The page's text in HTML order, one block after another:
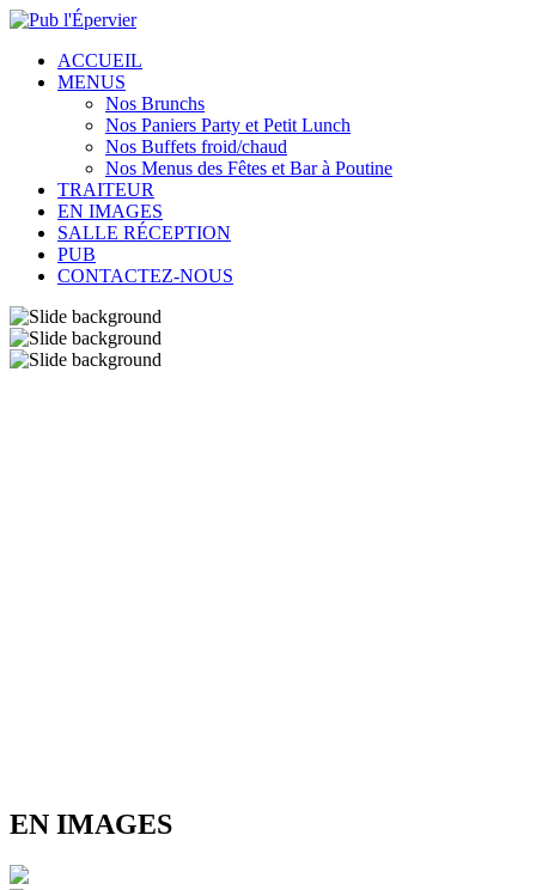
ACCUEIL
MENUS
Nos Brunchs
Nos Paniers Party et Petit Lunch
Nos Buffets froid/chaud
Nos Menus des Fêtes et Bar à Poutine
TRAITEUR
EN IMAGES
SALLE RÉCEPTION
PUB
CONTACTEZ-NOUS
EN IMAGES